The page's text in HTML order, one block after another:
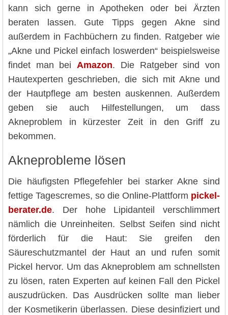
kann sich gerne in Apotheken oder bei Ärzten
beraten lassen. Gute Tipps gegen Akne sind
außerdem in Fachbüchern zu finden. Ratgeber wie
„Akne und Pickel einfach loswerden“ beispielsweise
findet man beiAmazon. Die Ratgeber sind von
Hautexperten geschrieben, die sich mit Akne und
der Hautpflege am besten auskennen. Außerdem
geben sie auch Hilfestellungen, um dass
Akneproblem in kürzester Zeit in den Griff zu
bekommen.
Akneprobleme lösen
Die häufigsten Pflegefehler bei starker Akne sind
fettige Tagescremes, so die Online-Plattform pickel-
berater.de. Der hohe Lipidanteil verschlimmert
nämlich die Unreinheiten. Selbst Seifen sind nicht
förderlich für die Haut: Sie greifen den
Säureschutzmantel der Haut an und rufen somit
Pickel hervor. Um das Akneproblem am schnellsten
zu lösen, raten Experten auf keinen Fall den Pickel
auszudrücken. Das Ausdrücken sollte man lieber
der Kosmetikerin überlassen. Diese desinfiziert und